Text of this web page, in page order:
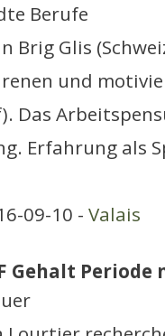
Berufe
Brig Glis
und
Das
Erfahrung als
09-10 - Valais
Gehalt